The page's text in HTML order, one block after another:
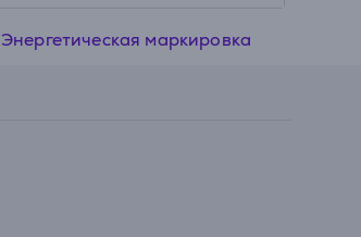
Энергетическая маркировка